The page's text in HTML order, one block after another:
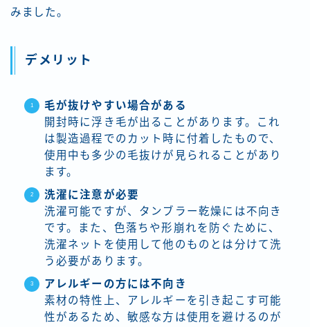
みました。
デメリット
毛が抜けやすい場合がある
開封時に浮き毛が出ることがあります。これ
は製造過程でのカット時に付着したもので、
使用中も多少の毛抜けが見られることがあり
ます。
洗濯に注意が必要
洗濯可能ですが、タンブラー乾燥には不向き
です。また、色落ちや形崩れを防ぐために、
洗濯ネットを使用して他のものとは分けて洗
う必要があります。
アレルギーの方には不向き
素材の特性上、アレルギーを引き起こす可能
性があるため、敏感な方は使用を避けるのが